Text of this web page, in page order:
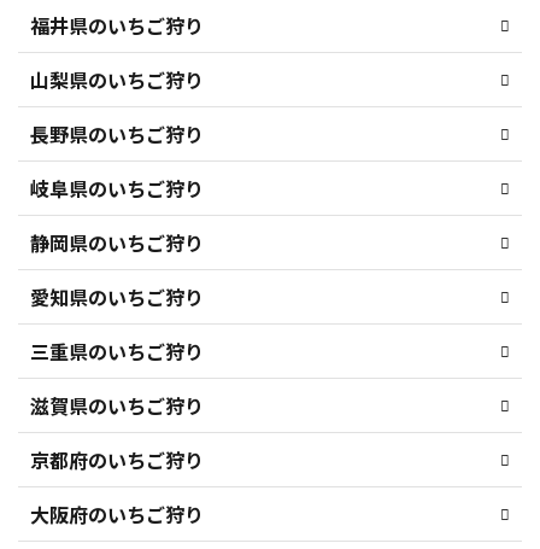
福井県のいちご狩り
山梨県のいちご狩り
長野県のいちご狩り
岐阜県のいちご狩り
静岡県のいちご狩り
愛知県のいちご狩り
三重県のいちご狩り
滋賀県のいちご狩り
京都府のいちご狩り
大阪府のいちご狩り